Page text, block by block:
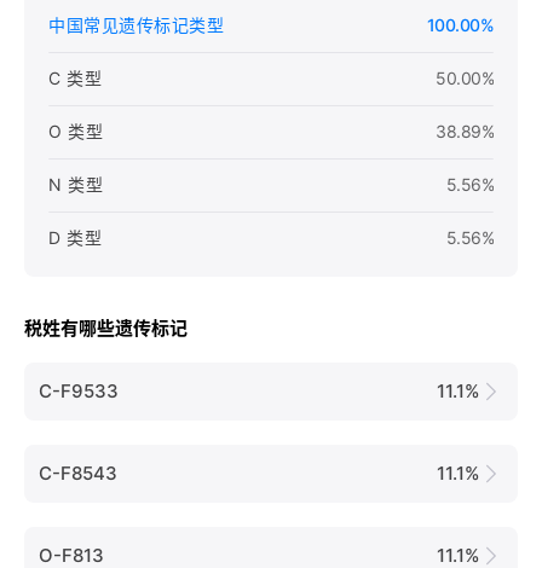
中国常见遗传标记类型 100.00%
C 类型 50.00%
O 类型 38.89%
N 类型 5.56%
D 类型 5.56%
税姓有哪些遗传标记
C-F9533 11.1%
C-F8543 11.1%
O-F813 11.1%